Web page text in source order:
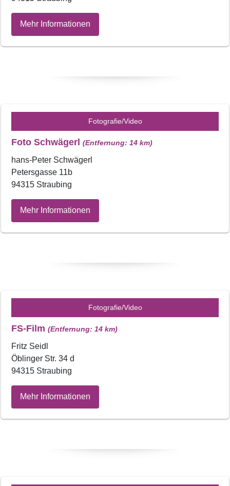
Mehr Informationen
Fotografie/Video
Foto Schwägerl (Entfernung: 14 km)
hans-Peter Schwägerl
Petersgasse 11b
94315 Straubing
Mehr Informationen
Fotografie/Video
FS-Film (Entfernung: 14 km)
Fritz Seidl
Öblinger Str. 34 d
94315 Straubing
Mehr Informationen